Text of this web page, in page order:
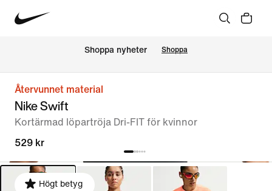
Shoppa nyheter Shoppa
Återvunnet material
Nike Swift
Kortärmad löpartröja Dri-FIT för kvinnor
529 kr
Högt betyg